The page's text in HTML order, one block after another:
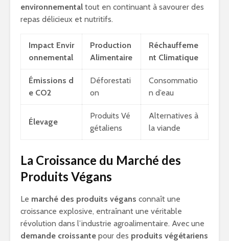
environnemental tout en continuant à savourer des
repas délicieux et nutritifs.
Impact Envir
onnemental
Production
Alimentaire
Réchauffeme
nt Climatique
Émissions d
e CO2
Déforestati
on
Consommatio
n d’eau
Élevage
Produits Vé
gétaliens
Alternatives à
la viande
La Croissance du Marché des
Produits Végans
Le marché des produits végans connaît une
croissance explosive, entraînant une véritable
révolution dans l’industrie agroalimentaire. Avec une
demande croissante pour des produits végétariens